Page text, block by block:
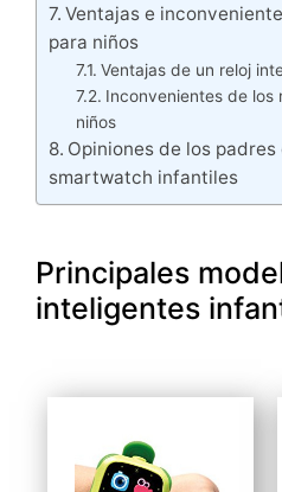
Ventajas e
para niños
Ventajas de un reloj
Inconvenientes de los
niños
Opiniones de los
smartwatch infantiles
Principales
inteligentes